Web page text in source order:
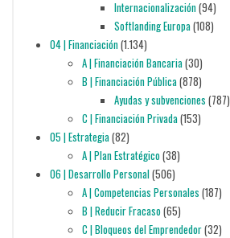
Internacionalización(94)
Softlanding Europa(108)
04 | Financiación(1.134)
A | Financiación Bancaria(30)
B | Financiación Pública(878)
Ayudas y subvenciones (787)
C | Financiación Privada(153)
05 | Estrategia(82)
A | Plan Estratégico(38)
06 | Desarrollo Personal(506)
A | Competencias Personales (187)
B | Reducir Fracaso(65)
C | Bloqueos del Emprendedor(32)